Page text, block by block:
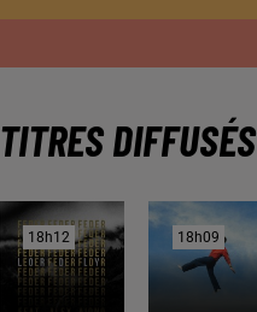
TITRES DIFFUSÉS
18h12
18h12 18h09
18h09